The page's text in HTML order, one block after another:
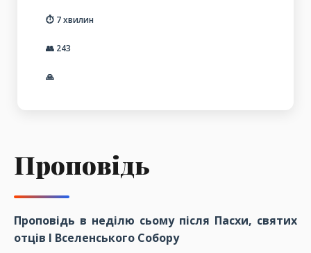
⏱️ 7 хвилин
👥 243
🙏
Проповідь
Проповідь в неділю сьому після Пасхи, святих
отців І Вселенського Собору